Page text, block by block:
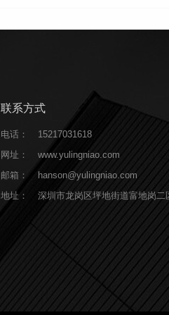
联系方式
电话：
15217031618
网址：
www.yulingniao.com
邮箱：
hanson@yulingniao.com
地址：
深圳市龙岗区坪地街道富地岗二